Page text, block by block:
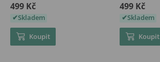
499 Kč
Skladem
Koupit
499 Kč
Skladem
Koupit